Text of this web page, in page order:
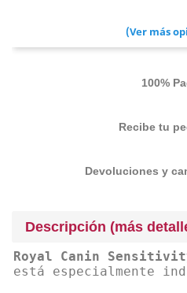
(Ver más
100%
Recibe tu
Devoluciones y
Descripción (más
Royal Canin
está especialmente